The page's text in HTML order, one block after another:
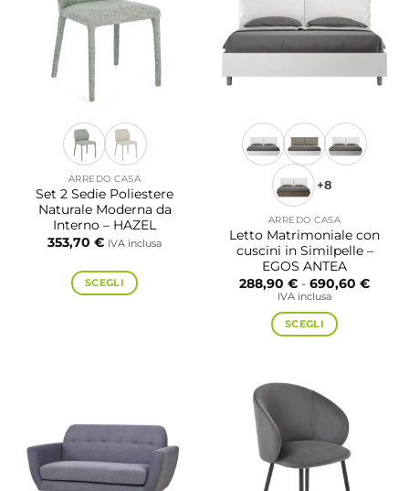
ARREDO CASA
Set 2 Sedie Poliestere
Naturale Moderna da
Interno – HAZEL
353,70 € IVA inclusa
SCEGLI
possono
scelte
+8
ARREDO CASA
Letto Matrimoniale con
cuscini in Similpelle –
EGOS ANTEA
288,90 € - 690,60 €Fascia
IVA inclusa
SCEGLI
varianti.
Le
opzioni
possono